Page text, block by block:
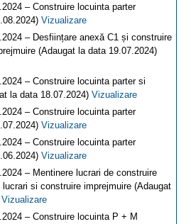
– Construire locuinta parter
Vizualizare
– Desființare anexă C1 și construire
(Adaugat la data 19.07.2024)
– Construire locuinta parter si
la data 18.07.2024) Vizualizare
– Construire locuinta parter
Vizualizare
– Construire locuinta parter
Vizualizare
– Mentinere lucrari de construire
lucrari si construire imprejmuire (Adaugat
Vizualizare
– Construire locuinta P + M